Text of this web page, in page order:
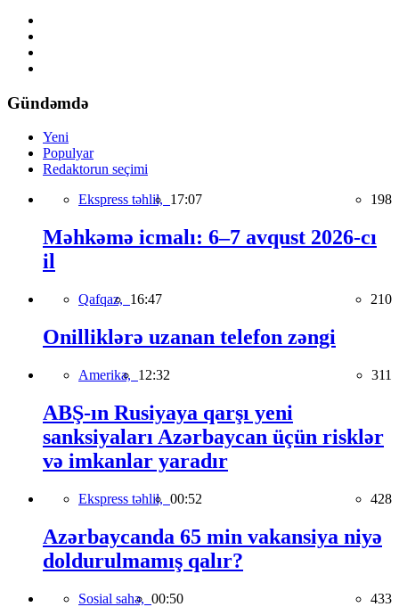
Gündəmdə
Yeni
Populyar
Redaktorun seçimi
Ekspress təhlil, 17:07 198
Məhkəmə icmalı: 6–7 avqust 2026-cı
il
Qafqaz, 16:47 210
Onilliklərə uzanan telefon zəngi
Amerika, 12:32 311
ABŞ-ın Rusiyaya qarşı yeni
sanksiyaları Azərbaycan üçün risklər
və imkanlar yaradır
Ekspress təhlil, 00:52 428
Azərbaycanda 65 min vakansiya niyə
doldurulmamış qalır?
Sosial sahə, 00:50 433